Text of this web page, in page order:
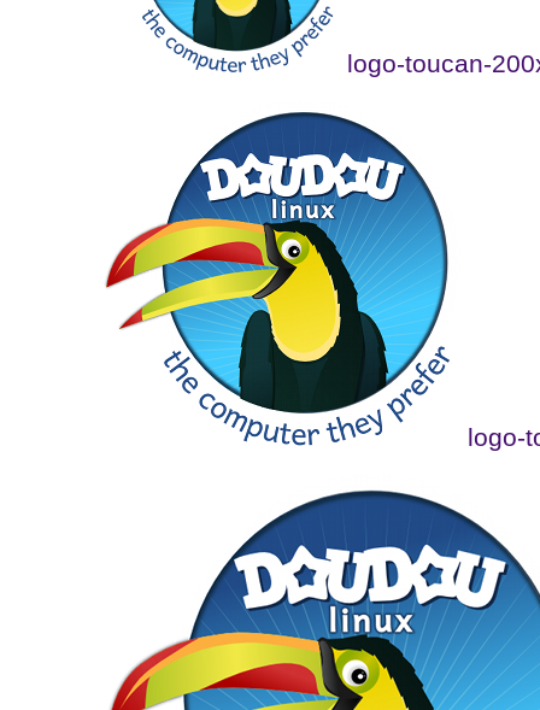
logo-toucan-
logo-